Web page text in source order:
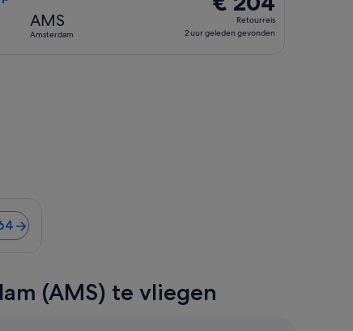
AMS
Amsterdam
Retourreis,
2
Retourreis
2 uur geleden gevonden
(AMS) te vliegen